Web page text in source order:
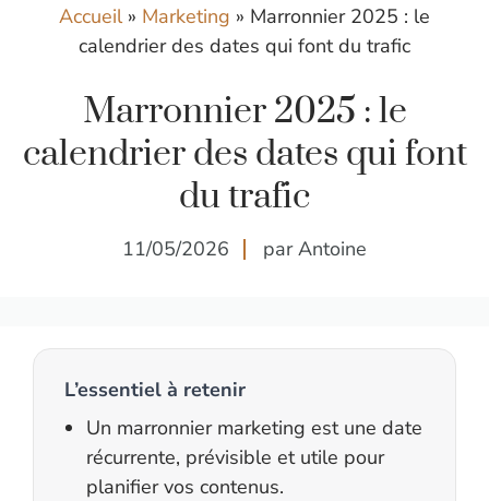
Accueil» Marketing » Marronnier 2025 : le
calendrier des dates qui font du trafic
Marronnier 2025 : le
calendrier des dates qui font
du trafic
11/05/2026 par Antoine
L’essentiel à retenir
Un marronnier marketing est une date
récurrente, prévisible et utile pour
planifier vos contenus.